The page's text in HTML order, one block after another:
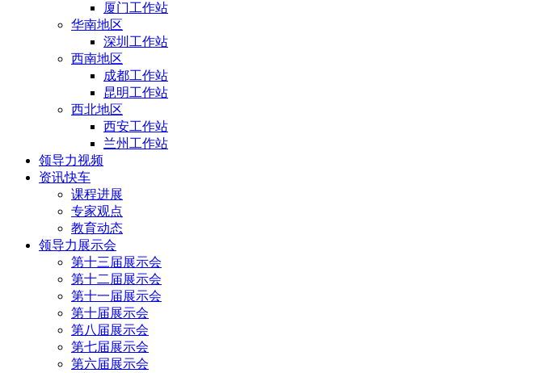
厦门工作站
华南地区
深圳工作站
西南地区
成都工作站
昆明工作站
西北地区
西安工作站
兰州工作站
领导力视频
资讯快车
课程进展
专家观点
教育动态
领导力展示会
第十三届展示会
第十二届展示会
第十一届展示会
第十届展示会
第八届展示会
第七届展示会
第六届展示会